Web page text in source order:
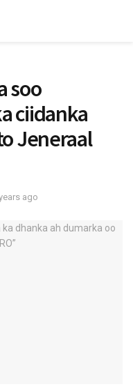
soo
ciidanka
Jeneraal
ago